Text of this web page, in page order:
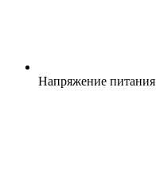
Напряжение питания